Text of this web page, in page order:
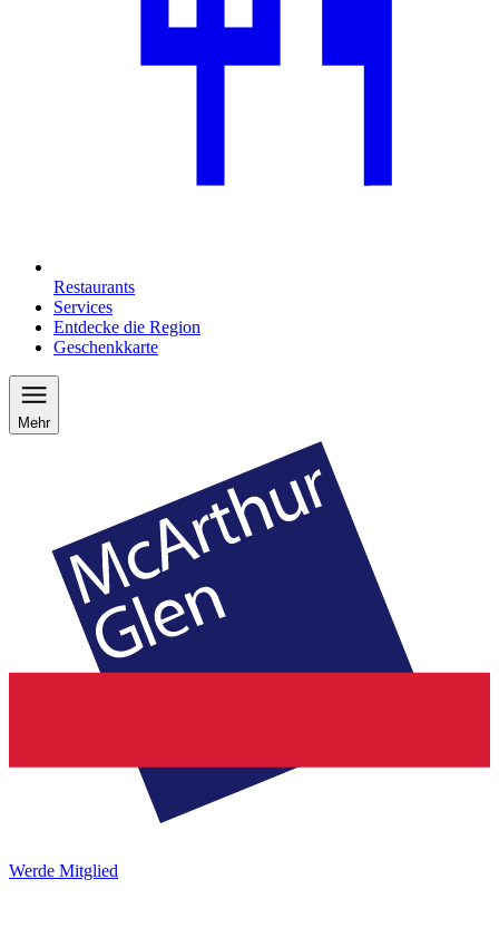
Restaurants
Services
Entdecke die Region
Geschenkkarte
Mehr
Werde Mitglied